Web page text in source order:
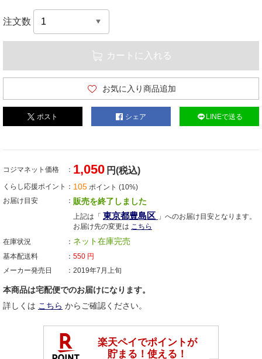
注文数
カートに入れる
お気に入り商品追加
ポスト シェア LINEで送る
コジマネット価格 1,050 円(税込)
くらし応援ポイント 105 ポイント (10%)
お届け目安
販売を終了しました
上記は「 東京都豊島区 」へのお届け目安となります。
お届け先の変更は こちら
在庫状況
ネット在庫完売
基本配送料 550 円
メーカー発売日
2019年7月上旬
本商品は宅配便でのお届けになります。
詳しくは こちら からご確認ください。